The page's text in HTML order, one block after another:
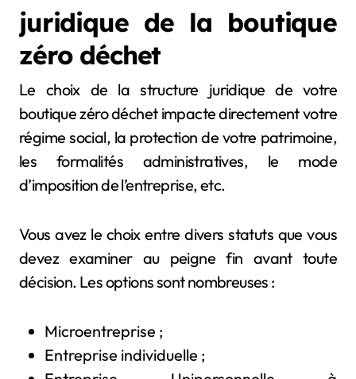
juridique de la boutique
zéro déchet
Le choix de la structure juridique de votre
boutique zéro déchet impacte directement votre
régime social, la protection de votre patrimoine,
les formalités administratives, le mode
d’imposition de l’entreprise, etc.
Vous avez le choix entre divers statuts que vous
devez examiner au peigne fin avant toute
décision. Les options sont nombreuses :
Microentreprise ;
Entreprise individuelle ;